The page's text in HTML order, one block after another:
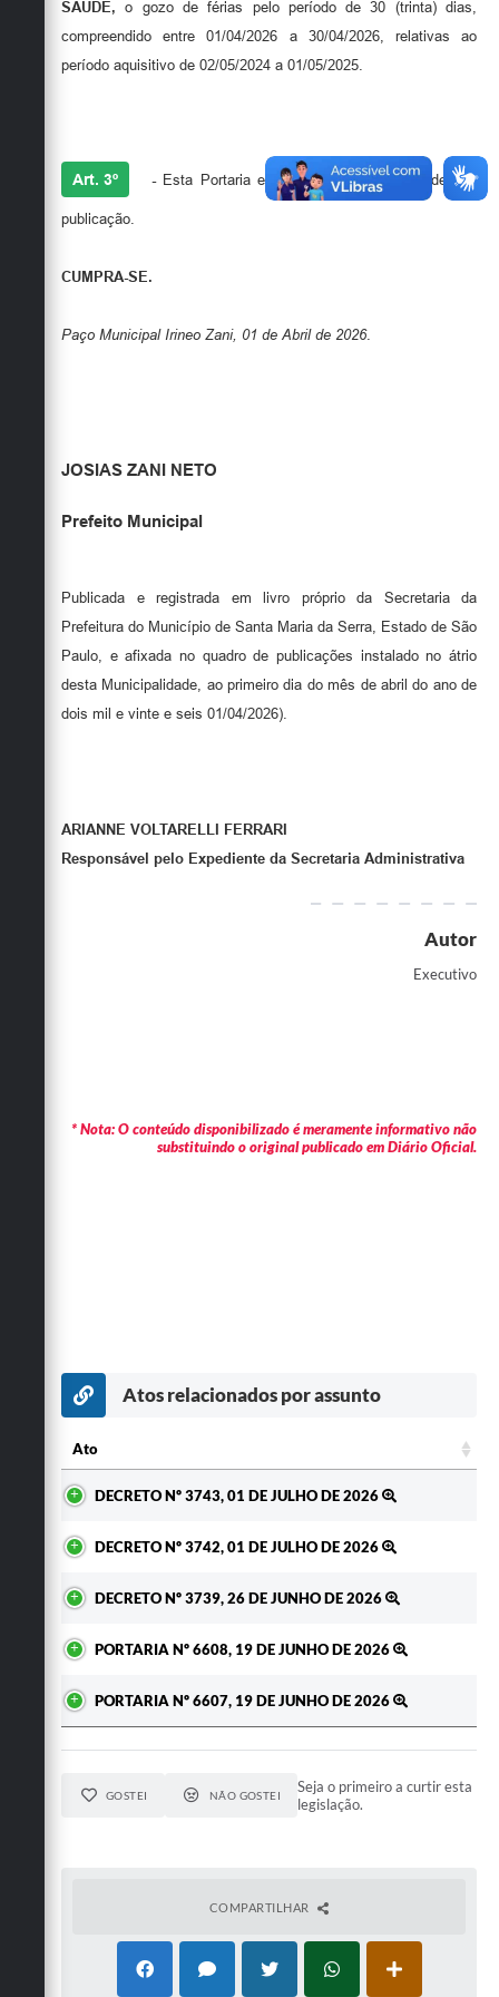
SAÚDE,o gozo de férias pelo período de 30 (trinta) dias,
compreendido entre 01/04/2026 a 30/04/2026, relativas ao
período aquisitivo de 02/05/2024 a 01/05/2025.
Art. 3º - Esta Portaria entrará em vigor na data de sua
publicação.
CUMPRA-SE.
Paço Municipal Irineo Zani, 01 de Abril de 2026.
JOSIAS ZANI NETO
Prefeito Municipal
Publicada e registrada em livro próprio da Secretaria da
Prefeitura do Município de Santa Maria da Serra, Estado de São
Paulo, e afixada no quadro de publicações instalado no átrio
desta Municipalidade, ao primeiro dia do mês de abril do ano de
dois mil e vinte e seis 01/04/2026).
ARIANNE VOLTARELLI FERRARI
Responsável pelo Expediente da Secretaria Administrativa
Autor
Executivo
* Nota: O conteúdo disponibilizado é meramente informativo não
substituindo o original publicado em Diário Oficial.
Atos relacionados por assunto
Ato
DECRETO Nº 3743, 01 DE JULHO DE 2026
DECRETO Nº 3742, 01 DE JULHO DE 2026
DECRETO Nº 3739, 26 DE JUNHO DE 2026
PORTARIA Nº 6608, 19 DE JUNHO DE 2026
PORTARIA Nº 6607, 19 DE JUNHO DE 2026
GOSTEI NÃO GOSTEI
Seja o primeiro a curtir esta
legislação.
COMPARTILHAR